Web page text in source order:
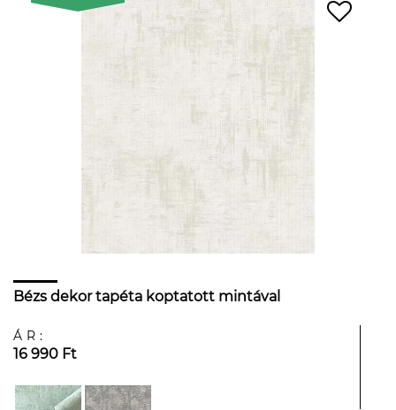
Bézs dekor tapéta koptatott mintával
ÁR:
16 990 Ft